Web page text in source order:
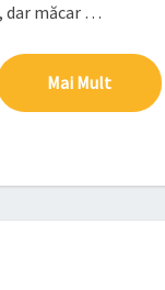
dar măcar …
Mai MultMai Mult